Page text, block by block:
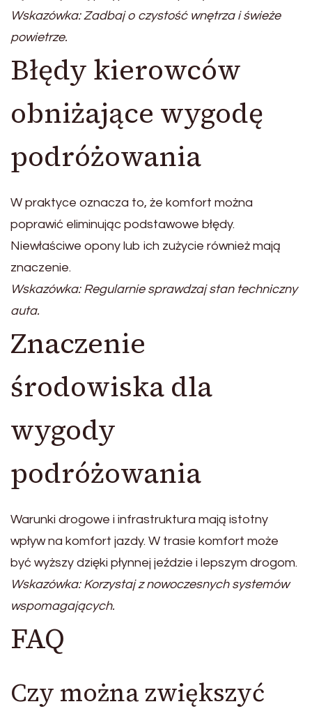
Wskazówka: Zadbaj o czystość wnętrza i świeże
powietrze.
Błędy kierowców
obniżające wygodę
podróżowania
W praktyce oznacza to, że komfort można
poprawić eliminując podstawowe błędy.
Niewłaściwe opony lub ich zużycie również mają
znaczenie.
Wskazówka: Regularnie sprawdzaj stan techniczny
auta.
Znaczenie
środowiska dla
wygody
podróżowania
Warunki drogowe i infrastruktura mają istotny
wpływ na komfort jazdy. W trasie komfort może
być wyższy dzięki płynnej jeździe i lepszym drogom.
Wskazówka: Korzystaj z nowoczesnych systemów
wspomagających.
FAQ
Czy można zwiększyć